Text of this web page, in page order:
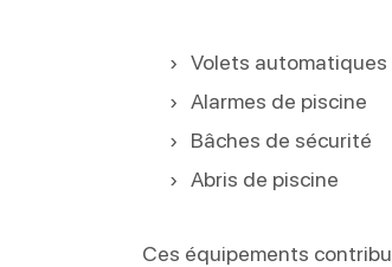
Volets automatiques
Alarmes de piscine
Bâches de sécurité
Abris de piscine
Ces équipements